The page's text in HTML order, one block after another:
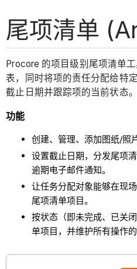
尾项清单
Procore 的项目级别尾项清单
表，同时将项的责任分配给特
截止日期并跟踪项的当前状态。
功能
创建、管理、添加图纸/照
设置截止日期，分发尾项
逾期电子邮件通知。
让任务分配对象能够在现
尾项清单项目。
按状态（即未完成、已关
单项目，并维护所有操作的